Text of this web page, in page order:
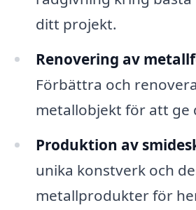
ditt projekt.
Renovering av
Förbättra och
metallobjekt för att ge
Produktion av
unika konstverk och
metallprodukter för